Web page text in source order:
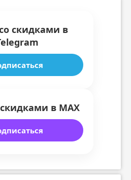
скидками в
в MAX